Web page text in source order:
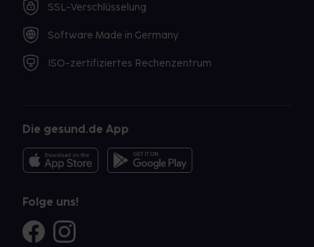
SSL-Verschlüsselung
Software Made in Germany
ISO-zertifiziertes Rechenzentrum
Die gesund.de App
Folge uns!